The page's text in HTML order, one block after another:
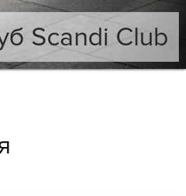
Scandi Club